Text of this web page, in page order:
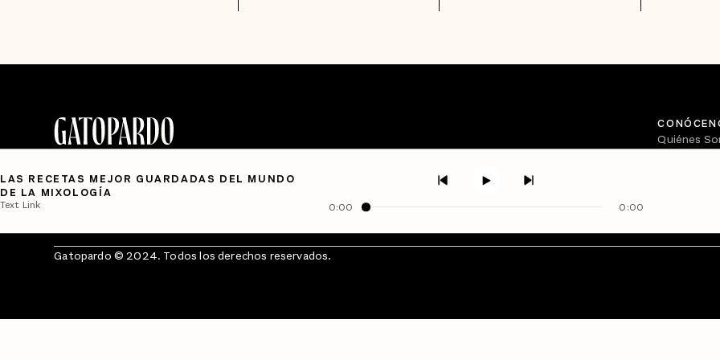
LAS RECETAS MEJOR GUARDADAS DEL MUNDO
DE LA MIXOLOGÍA
Text Link 0:00 0:00
Quiénes
Gatopardo © 2024. Todos los derechos reservados.